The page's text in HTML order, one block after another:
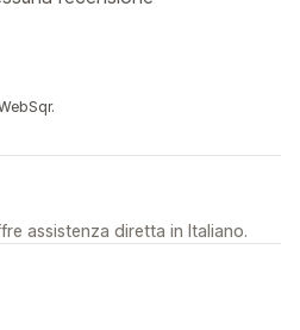
assistenza diretta in Italiano.